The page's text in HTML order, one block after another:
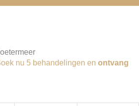
nu 5 behandelingen en ontvang